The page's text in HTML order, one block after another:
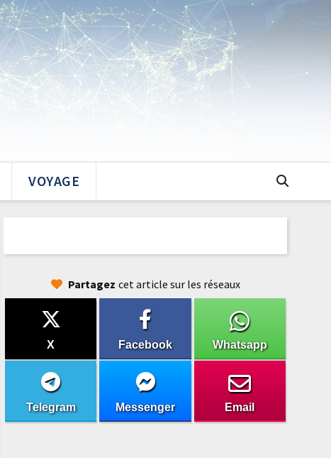
VOYAGE
Partagez cet article sur les réseaux
X Facebook Whatsapp
Telegram Messenger Email